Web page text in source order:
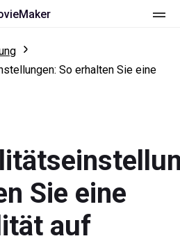
So erhalten Sie eine
Sie eine
auf